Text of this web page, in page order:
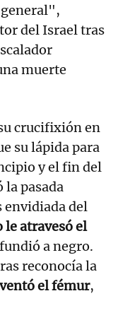
del Israel tras
muerte
crucifixión en
su lápida para
y el fin del
pasada
envidiada del
atravesó el
a negro.
reconocía la
el fémur,